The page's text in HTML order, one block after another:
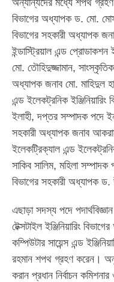
বিভাগের অধ্যাপক ড. মো.
বিভাগের সহকারী অধ্যাপক
ইন্ডাস্ট্রিয়াল এন্ড প্রোডাকশন
মো. তৌহিদুজ্জামান,
অধ্যাপক জনাব মো. মাহিদুল
এন্ড ইলেকট্রনিক
ইলাহী, দপ্তর সম্পাদক পদে
সহকারী অধ্যাপক জনাব
ইলেকট্রিক্যাল এন্ড
সাকিব সালিম, মহিলা সম্পাদক
বিভাগের সহকারী অধ্যাপক ড.
এছাড়া সদস্য পদে
টেক্সটাইল ইঞ্জিনিয়ারিং
কম্পিউটার সায়েন্স এন্ড
রহমান শপথ গ্রহণ করেন।
করান প্রধান নির্বাচন